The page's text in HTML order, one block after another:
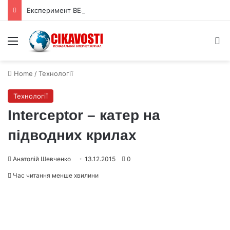
Menu
Home /Технології
Технології
Interceptor – катер на
підводних крилах
Анатолій Шевченко 13.12.2015 0
Час читання менше хвилини